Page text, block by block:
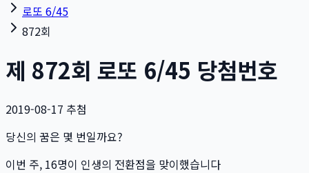
로또 6/45
872회
제 872회 로또 6/45 당첨번호
2019-08-17 추첨
당신의 꿈은 몇 번일까요?
이번 주, 16명이 인생의 전환점을 맞이했습니다